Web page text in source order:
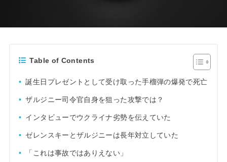
Table of Contents
誕生日プレゼントとして受け取った手榴弾の爆発で死亡
ザルジニー司令官自身を狙った攻撃では？
インタビューでウクライナ劣勢を伝えていた
ゼレンスキーとザルジニーは長年対立していた
「これは事故ではありえない」